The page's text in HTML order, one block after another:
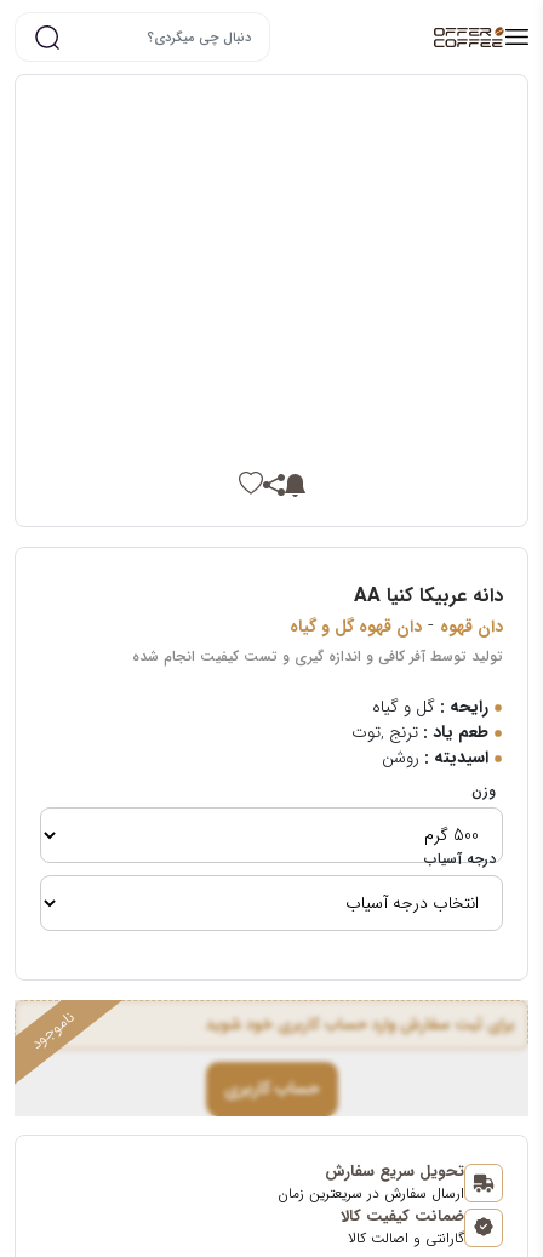
دانه عربیکا کنیا AA
دان قهوه - دان قهوه گل و گیاه
تولید توسط آفر کافی و اندازه گیری و تست کیفیت انجام شده
رایحه : گل و گیاه
طعم یاد : ترنج ,توت
اسیدیته : روشن
وزن
درجه آسیاب
برای ثبت سفارش وارد حساب کاربری خود شوید
حساب کاربری
تحویل سریع سفارش
ارسال سفارش در سریعترین زمان
ضمانت کیفیت کالا
گارانتی و اصالت کالا